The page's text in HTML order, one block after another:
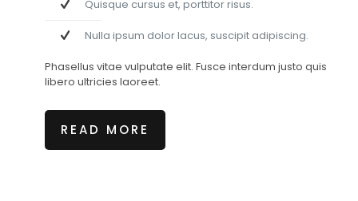
Quisque cursus et, porttitor risus.
Nulla ipsum dolor lacus, suscipit adipiscing.
Phasellus vitae vulputate elit. Fusce interdum justo quis
libero ultricies laoreet.
READ MORE